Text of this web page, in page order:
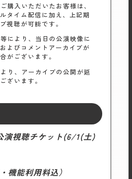
購入いただいたお客様は、
タイム配信に加え、上記期
視聴が可能です。
により、当日の公演映像に
よびコメントアーカイブが
がございます。
り、アーカイブの公開が延
ざいます。
演視聴チケット(6/1(土)
機能利用料込）